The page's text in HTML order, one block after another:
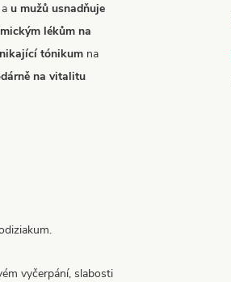
a u mužů usnadňuje
lékům na
tónikum na
na vitalitu
vyčerpání, slabosti